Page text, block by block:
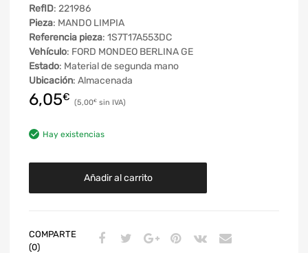
RefID: 221986
Pieza: MANDO LIMPIA
Referencia pieza: 1S7T17A553DC
Vehículo: FORD MONDEO BERLINA GE
Estado: Material de segunda mano
Ubicación: Almacenada
6,05€ 5,00€
Hay existencias
Añadir al carrito
COMPARTE
(0)